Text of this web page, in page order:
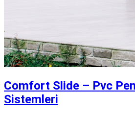
Comfort Slide – Pvc
Sistemleri